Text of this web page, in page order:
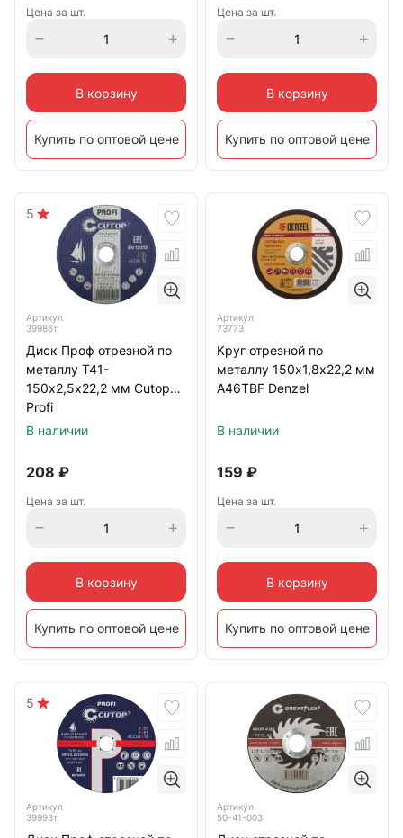
Цена за шт.
В корзину
Купить по оптовой цене
Цена за шт.
В корзину
Купить по оптовой цене
5
Артикул
39986т
Диск Проф отрезной по
металлу Т41-
150х2,5х22,2 мм Cutop
Profi
В наличии
208 ₽
Цена за шт.
В корзину
Купить по оптовой цене
Артикул
73773
Круг отрезной по
металлу 150х1,8х22,2 мм
A46TBF Denzel
В наличии
159 ₽
Цена за шт.
В корзину
Купить по оптовой цене
5
Артикул
39993т
Артикул
50-41-003